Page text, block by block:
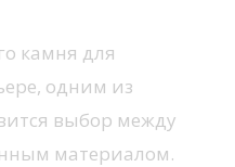
камня для
одним из
выбор между
материалом.